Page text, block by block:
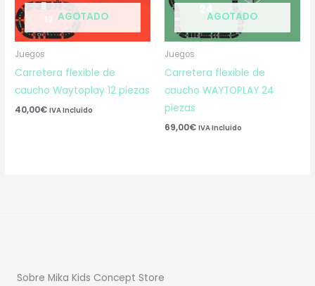
AGOTADO
Juegos
Carretera flexible de
caucho Waytoplay 12 piezas
40,00€ IVA Incluido
AGOTADO
Juegos
Carretera flexible de
caucho WAYTOPLAY 24
piezas
69,00€ IVA Incluido
Sobre Mika Kids Concept Store